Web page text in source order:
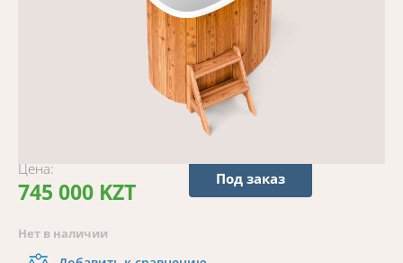
Цена:
745 000 KZT
Нет в наличии
Под заказ